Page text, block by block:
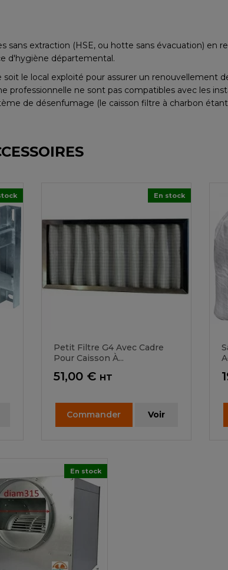
extraction (HSE, ou hotte sans évacuation) en
d'hygiène départemental.
le local exploité pour assurer un renouvellement
ne sont pas compatibles avec les
de désenfumage (le caisson filtre à charbon
Petit Filtre G4 Avec Cadre
Pour Caisson À...
Prix
51,00 € HT
Commander Voir
En stock
En stock